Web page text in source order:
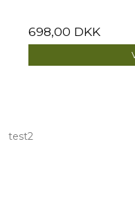
698,00 DKK
test2